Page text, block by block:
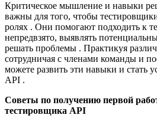
Критическое мышление и навыки
важны для того, чтобы
ролях . Они помогают подходить к
непредвзято, выявлять
решать проблемы . Практикуя
сотрудничая с членами команды и
можете развить эти навыки и стать
API .
Советы по получению первой
тестировщика API